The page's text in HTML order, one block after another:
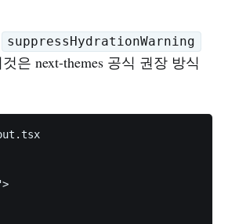
suppressHydrationWarning
은 next-themes 공식 권장 방식